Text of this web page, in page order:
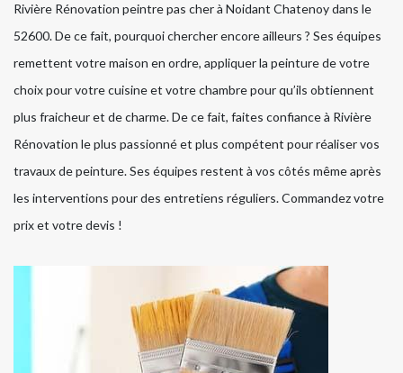
Rivière Rénovation peintre pas cher à Noidant Chatenoy dans le
52600. De ce fait, pourquoi chercher encore ailleurs ? Ses équipes
remettent votre maison en ordre, appliquer la peinture de votre
choix pour votre cuisine et votre chambre pour qu’ils obtiennent
plus fraicheur et de charme. De ce fait, faites confiance à Rivière
Rénovation le plus passionné et plus compétent pour réaliser vos
travaux de peinture. Ses équipes restent à vos côtés même après
les interventions pour des entretiens réguliers. Commandez votre
prix et votre devis !